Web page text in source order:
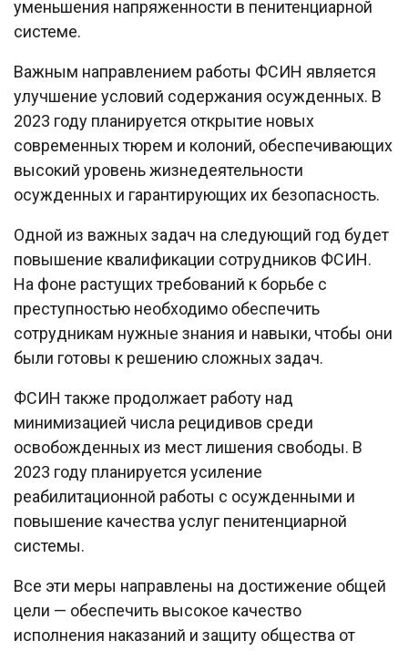
уменьшения напряженности в пенитенциарной
системе.
Важным направлением работы ФСИН является
улучшение условий содержания осужденных. В
2023 году планируется открытие новых
современных тюрем и колоний, обеспечивающих
высокий уровень жизнедеятельности
осужденных и гарантирующих их безопасность.
Одной из важных задач на следующий год будет
повышение квалификации сотрудников ФСИН.
На фоне растущих требований к борьбе с
преступностью необходимо обеспечить
сотрудникам нужные знания и навыки, чтобы они
были готовы к решению сложных задач.
ФСИН также продолжает работу над
минимизацией числа рецидивов среди
освобожденных из мест лишения свободы. В
2023 году планируется усиление
реабилитационной работы с осужденными и
повышение качества услуг пенитенциарной
системы.
Все эти меры направлены на достижение общей
цели — обеспечить высокое качество
исполнения наказаний и защиту общества от